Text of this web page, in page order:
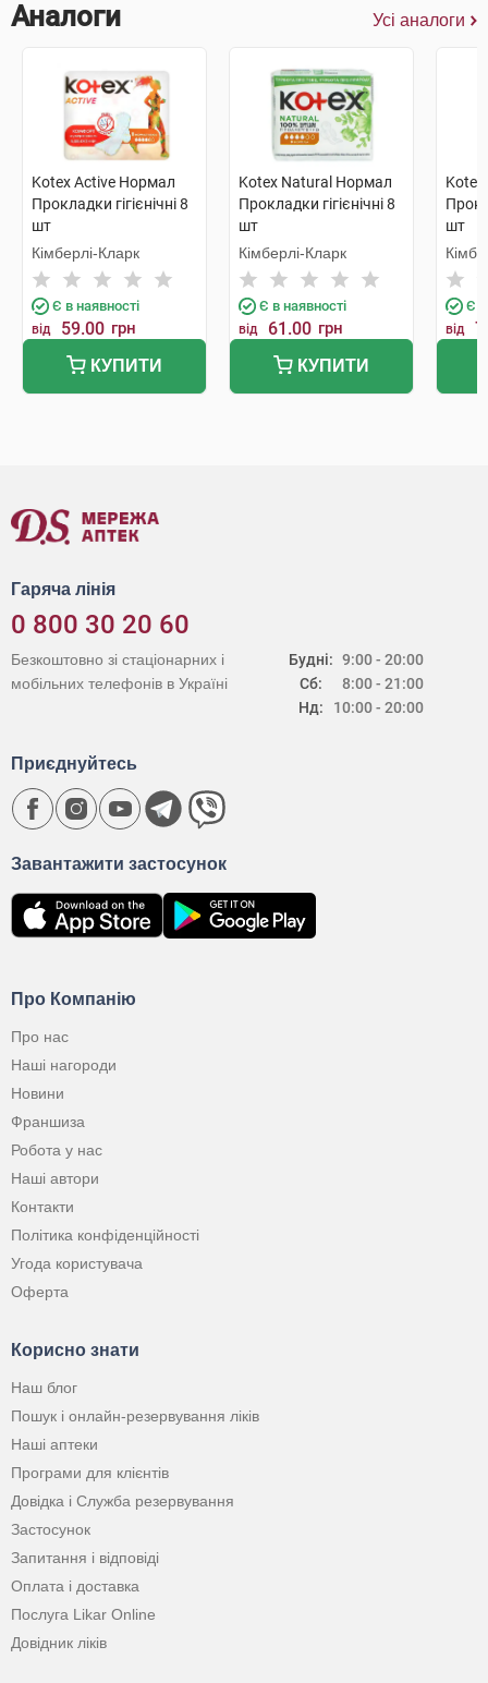
Аналоги Усі аналоги
Kotex Active Нормал
Прокладки гігієнічні 8
шт
Кімберлі-Кларк
Є в наявності
від 59.00 грн
КУПИТИ
Kotex Natural Нормал
Прокладки гігієнічні 8
шт
Кімберлі-Кларк
Є в наявності
від 61.00 грн
КУПИТИ
шт
Є в
від
Гаряча лінія
0 800 30 20 60
Будні:
Сб:
Нд:
9:00 - 20:00
8:00 - 21:00
10:00 - 20:00
Безкоштовно зі стаціонарних і
мобільних телефонів в Україні
Про Компанію
Про нас
Наші нагороди
Новини
Франшиза
Робота у нас
Наші автори
Контакти
Політика конфіденційності
Угода користувача
Оферта
Корисно знати
Наш блог
Пошук і онлайн-резервування ліків
Наші аптеки
Програми для клієнтів
Довідка і Служба резервування
Застосунок
Запитання і відповіді
Оплата і доставка
Послуга Likar Online
Довідник ліків
Завантажити застосунок
Приєднуйтесь